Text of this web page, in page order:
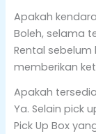
Apakah
Boleh, selama
Rental
memberikan
Apakah
Ya. Selain pick
Pick Up Box